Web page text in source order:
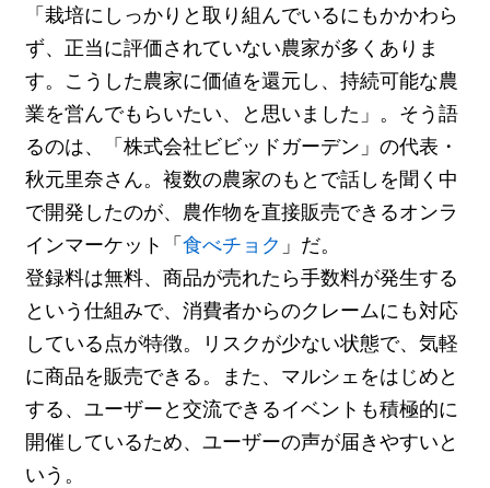
「栽培にしっかりと取り組んでいるにもかかわら
ず、正当に評価されていない農家が多くありま
す。こうした農家に価値を還元し、持続可能な農
業を営んでもらいたい、と思いました」。そう語
るのは、「株式会社ビビッドガーデン」の代表・
秋元里奈さん。複数の農家のもとで話しを聞く中
で開発したのが、農作物を直接販売できるオンラ
インマーケット「食べチョク 」だ。
登録料は無料、商品が売れたら手数料が発生する
という仕組みで、消費者からのクレームにも対応
している点が特徴。リスクが少ない状態で、気軽
に商品を販売できる。また、マルシェをはじめと
する、ユーザーと交流できるイベントも積極的に
開催しているため、ユーザーの声が届きやすいと
いう。